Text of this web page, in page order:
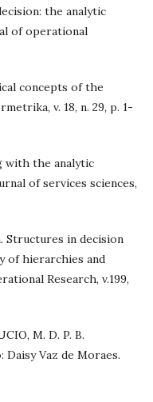
the analytic
of operational
concepts of the
v. 18, n. 29, p. 1-
with the analytic
of services sciences,
Structures in decision
of hierarchies and
Research, v.199,
M. D. P. B.
Daisy Vaz de Moraes.